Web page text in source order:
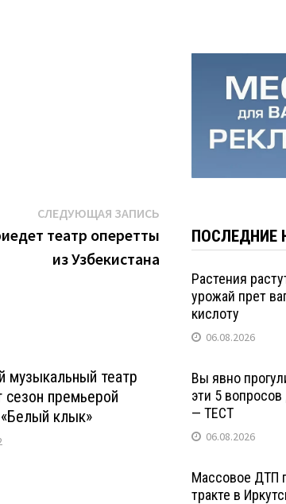
СЛЕДУЮЩАЯ ЗАПИСЬСледующая
запись:
театр оперетты
из Узбекистана
музыкальный театр
сезон премьерой
клык»
ПОСЛЕДНИЕ
Растения
урожай прет
кислоту
06.08.2026
Вы явно
эти 5
— ТЕСТ
06.08.2026
Массовое ДТП
тракте в